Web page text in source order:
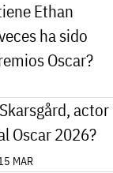
Ethan
ha sido
Oscar?
actor
Oscar 2026?
MAR